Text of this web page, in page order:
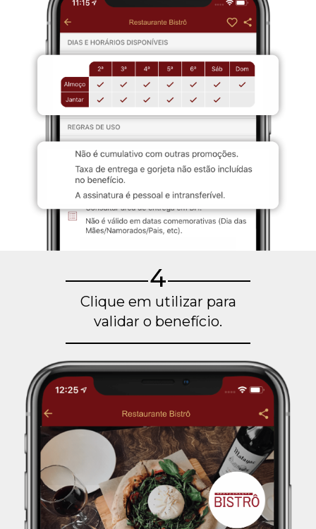
4
Clique em utilizar para
validar o benefício.